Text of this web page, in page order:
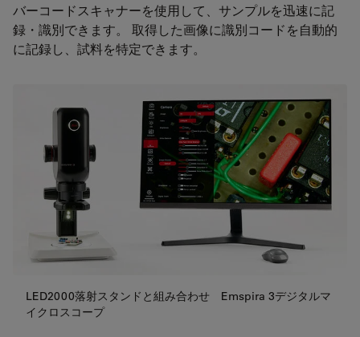
バーコードスキャナーを使用して、サンプルを迅速に記
録・識別できます。 取得した画像に識別コードを自動的
に記録し、試料を特定できます。
LED2000落射スタンドと組み合わせ Emspira 3デジタルマ
イクロスコープ